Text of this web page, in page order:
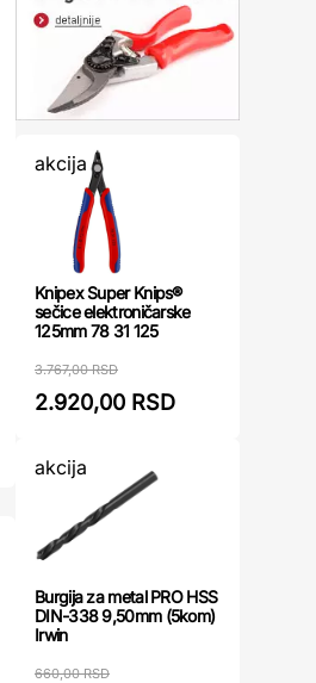
akcija
Knipex Super Knips®
sečice elektroničarske
125mm 78 31 125
3.767,00 RSD
2.920,00 RSD
akcija
Burgija za metal PRO HSS
DIN-338 9,50mm (5kom)
Irwin
660,00 RSD